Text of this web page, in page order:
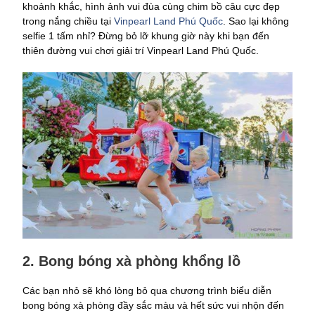
khoảnh khắc, hình ảnh vui đùa cùng chim bồ câu cực đẹp
trong nắng chiều tại Vinpearl Land Phú Quốc . Sao lại không
selfie 1 tấm nhỉ? Đừng bỏ lỡ khung giờ này khi bạn đến
thiên đường vui chơi giải trí Vinpearl Land Phú Quốc.
2. Bong bóng xà phòng khổng lồ
Các bạn nhỏ sẽ khó lòng bỏ qua chương trình biểu diễn
bong bóng xà phòng đầy sắc màu và hết sức vui nhộn đến